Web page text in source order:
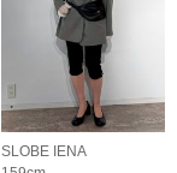
SLOBE IENA